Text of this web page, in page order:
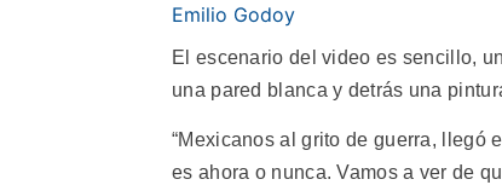
Emilio Godoy
El escenario del video es sencillo,
una pared blanca y detrás una
“Mexicanos al grito de guerra, llegó
es ahora o nunca. Vamos a ver de